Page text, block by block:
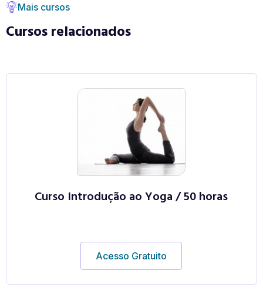
Mais cursos
Cursos relacionados
Curso Introdução ao Yoga / 50 horas
Acesso Gratuito